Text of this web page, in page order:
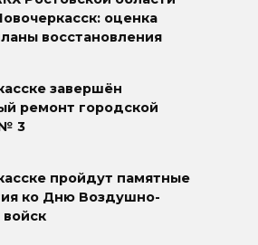
оценка
восстановления
завершён
ремонт городской
3
пройдут памятные
ко Дню Воздушно-